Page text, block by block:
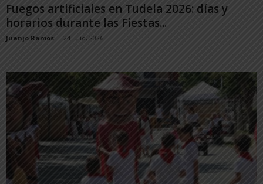
Fuegos artificiales en Tudela 2026: días y
horarios durante las Fiestas...
Juanjo Ramos - 24 julio, 2026